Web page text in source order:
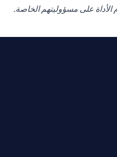
على مسؤوليتهم الخاصة.